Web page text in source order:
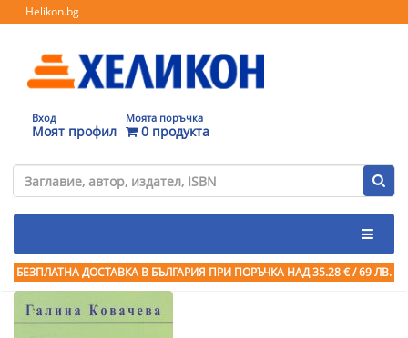
Helikon.bg
Вход
Моят профил
Моята поръчка
0 продукта
БЕЗПЛАТНА ДОСТАВКА В БЪЛГАРИЯ ПРИ ПОРЪЧКА НАД 35.28 € / 69 ЛВ.